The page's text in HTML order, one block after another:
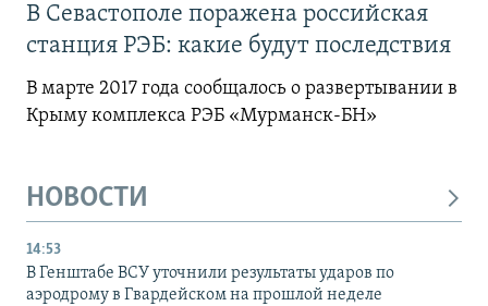
В Севастополе поражена российская
станция РЭБ: какие будут последствия
В марте 2017 года сообщалось о развертывании в
Крыму комплекса РЭБ «Мурманск-БН»
НОВОСТИ
14:53
В Генштабе ВСУ уточнили результаты ударов по
аэродрому в Гвардейском на прошлой неделе